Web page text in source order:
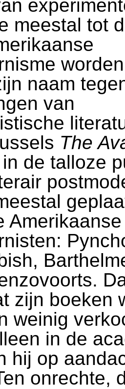
meestal tot
naam
van
The
de talloze
Amerikaanse
zijn boeken
weinig
in de
hij op
onrechte,